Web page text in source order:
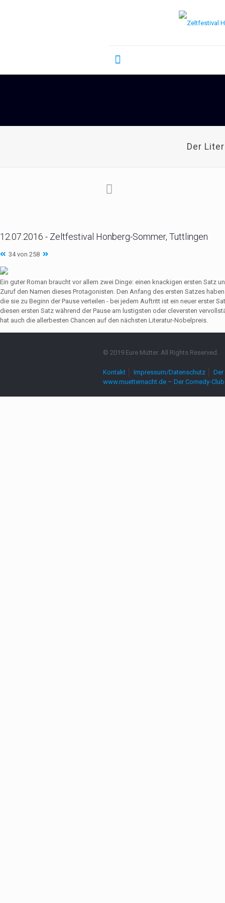
Der
12.07.2016 - Zeltfestival Honberg-Sommer, Tuttlingen
34 von 258
Ein guter Roman braucht vor allem zwei Dinge: einen knackigen ersten Satz
Zuruf den Namen dieses Protagonisten. Den Anfang des ersten Satzes
die sie zu Beginn der Pause verteilen - bei jedem Auftritt ist ein neuer erster
diesen ersten Satz während der Pause am lustigsten oder cleversten
hat auch die allerbesten Chancen auf den nächsten Literatur-Nobelpreis.
© 2019 Eure Mütter. All Rights Reserved.
Kontakt Impressum/Datenschutz
www.muetternacht.de – Der Comedy-Club